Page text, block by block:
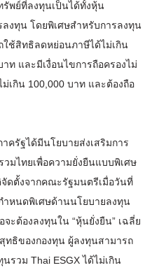
พย์ที่ลงทุนเป็นได้ทั้งหุ้น
งทุน โดยพิเศษสำหรับการลงทุน
ใช้สิทธิลดหย่อนภาษีได้ไม่เกิน
ท และมีเงื่อนไขการถือครองไม่
เกิน 100,000 บาท และต้องถือ
ครัฐได้มีนโยบายส่งเสริมการ
วมไทยเพื่อความยั่งยืนแบบพิเศษ
ดตั้งจากคณะรัฐมนตรีเมื่อวันที่
ำหนดพิเศษด้านนโยบายลงทุน
จะต้องลงทุนใน “หุ้นยั่งยืน” เฉลี่ย
ทธิของกองทุน ผู้ลงทุนสามารถ
รวม Thai ESGX ได้ไม่เกิน